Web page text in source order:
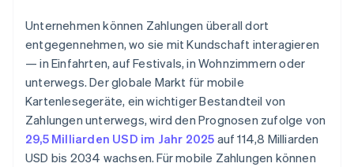
Live gehen und überwachen
Kundenerlebnis
Unternehmen können Zahlungen überall dort
entgegennehmen, wo sie mit Kundschaft interagieren
— in Einfahrten, auf Festivals, in Wohnzimmern oder
unterwegs. Der globale Markt für mobile
Kartenlesegeräte, ein wichtiger Bestandteil von
Zahlungen unterwegs, wird den Prognosen zufolge von
29,5 Milliarden USD im Jahr 2025 auf 114,8 Milliarden
USD bis 2034 wachsen. Für mobile Zahlungen können